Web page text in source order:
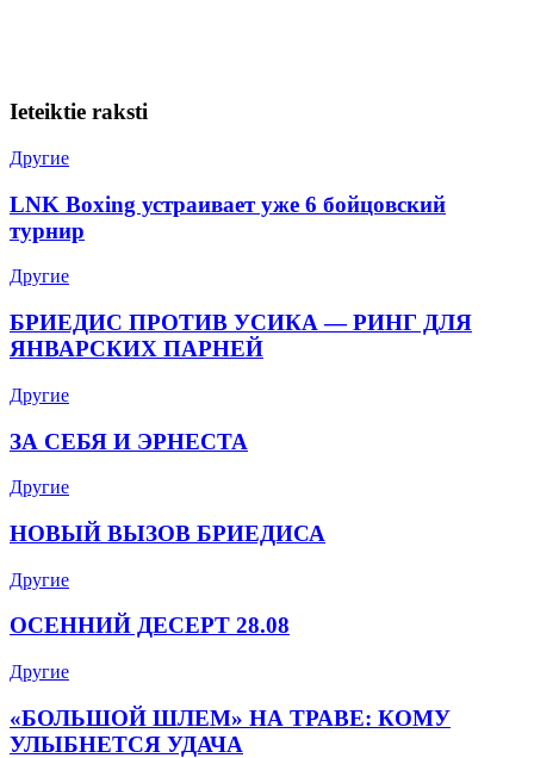
Ieteiktie raksti
Другие
LNK Boxing устраивает уже 6 бойцовский
турнир
Другие
БРИЕДИС ПРОТИВ УСИКА — РИНГ ДЛЯ
ЯНВАРСКИХ ПАРНЕЙ
Другие
ЗА СЕБЯ И ЭРНЕСТА
Другие
НОВЫЙ ВЫЗОВ БРИЕДИСА
Другие
ОСЕННИЙ ДЕСЕРТ 28.08
Другие
«БОЛЬШОЙ ШЛЕМ» НА ТРАВЕ: КОМУ
УЛЫБНЕТСЯ УДАЧА